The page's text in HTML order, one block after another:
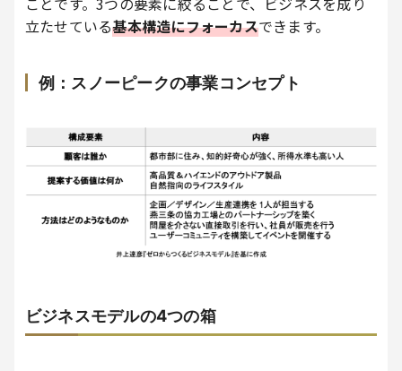
立たせている基本構造にフォーカスできます。
例：スノーピークの事業コンセプト
ビジネスモデルの4つの箱